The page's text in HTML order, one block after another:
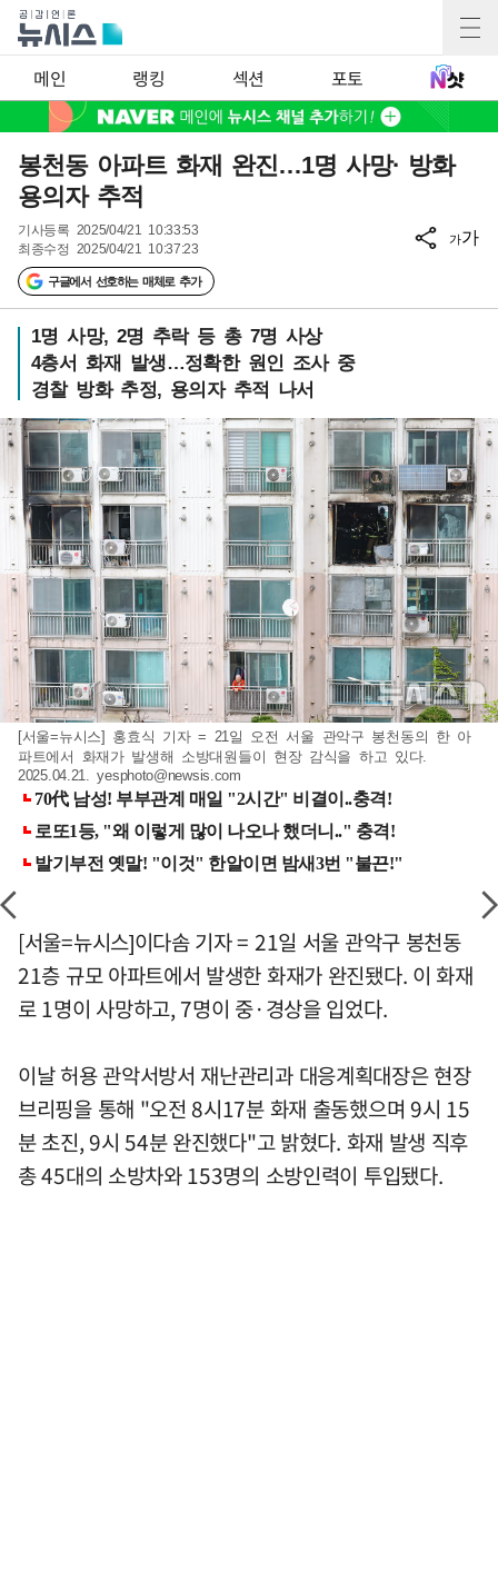
메인 랭킹 섹션 포토
봉천동 아파트 화재 완진…1명 사망· 방화
용의자 추적
기사등록 2025/04/21 10:33:53
최종수정 2025/04/21 10:37:23
구글에서 선호하는 매체로 추가
가가
1명 사망, 2명 추락 등 총 7명 사상
4층서 화재 발생…정확한 원인 조사 중
경찰 방화 추정, 용의자 추적 나서
[서울=뉴시스] 홍효식 기자 = 21일 오전 서울 관악구 봉천동의 한 아
파트에서 화재가 발생해 소방대원들이 현장 감식을 하고 있다.
2025.04.21.yesphoto@newsis.com
[서울=뉴시스]이다솜 기자 = 21일 서울 관악구 봉천동
21층 규모 아파트에서 발생한 화재가 완진됐다. 이 화재
로 1명이 사망하고, 7명이 중·경상을 입었다.
이날 허용 관악서방서 재난관리과 대응계획대장은 현장
브리핑을 통해 "오전 8시17분 화재 출동했으며 9시 15
분 초진, 9시 54분 완진했다"고 밝혔다. 화재 발생 직후
총 45대의 소방차와 153명의 소방인력이 투입됐다.